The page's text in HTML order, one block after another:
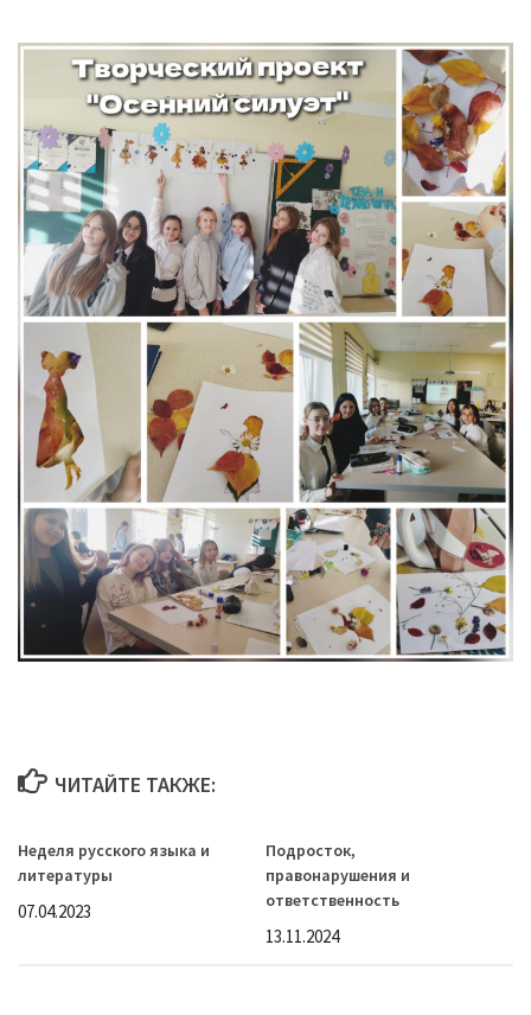
ЧИТАЙТЕ ТАКЖЕ:
Неделя русского языка и
литературы
07.04.2023
Подросток,
правонарушения и
ответственность
13.11.2024